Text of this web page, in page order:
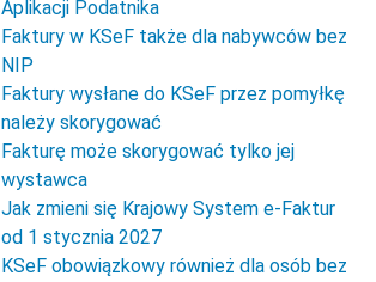
Aplikacji Podatnika
Faktury w KSeF także dla nabywców bez
NIP
Faktury wysłane do KSeF przez pomyłkę
należy skorygować
Fakturę może skorygować tylko jej
wystawca
Jak zmieni się Krajowy System e-Faktur
od 1 stycznia 2027
KSeF obowiązkowy również dla osób bez